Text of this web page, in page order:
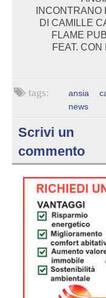
DI CAMILLE
FLAME
FEAT. CON
ansia
news
Scrivi un
commento